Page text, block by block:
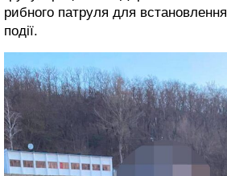
рибного патруля для встановлення
події.